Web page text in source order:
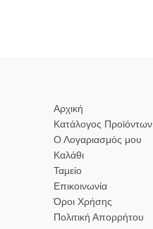
Αρχική
Κατάλογος Προϊόντων
Ο Λογαριασμός μου
Καλάθι
Ταμείο
Επικοινωνία
Όροι Χρήσης
Πολιτική Απορρήτου